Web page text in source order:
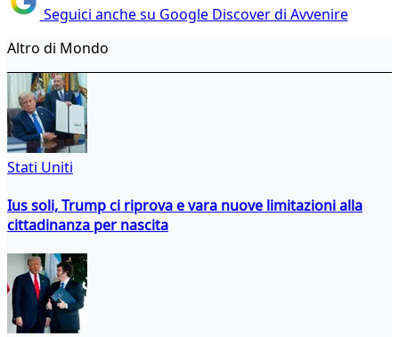
Seguici anche su Google Discover di Avvenire
Altro di Mondo
Stati Uniti
Ius soli, Trump ci riprova e vara nuove limitazioni alla
cittadinanza per nascita